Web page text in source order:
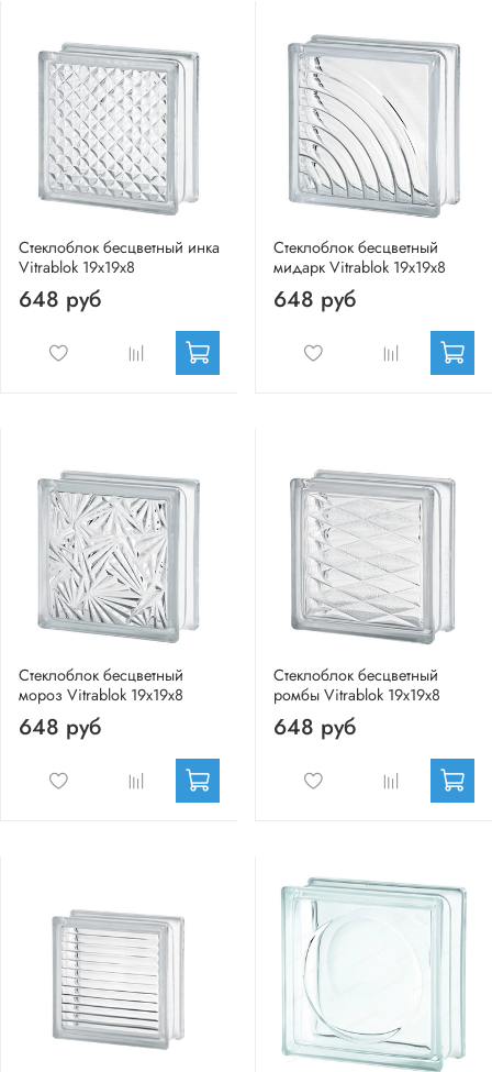
Стеклоблок бесцветный инка
Vitrablok 19х19х8
648 руб
Стеклоблок бесцветный
мидарк Vitrablok 19х19х8
648 руб
Стеклоблок бесцветный
мороз Vitrablok 19х19х8
648 руб
Стеклоблок бесцветный
ромбы Vitrablok 19х19х8
648 руб